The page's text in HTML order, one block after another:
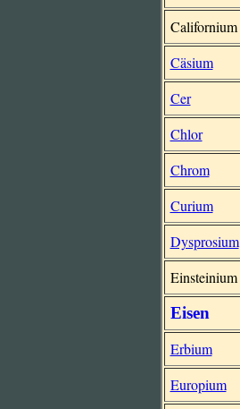
Californium
Cäsium
Cer
Chlor
Chrom
Curium
Dysprosium
Einsteinium
Eisen
Erbium
Europium